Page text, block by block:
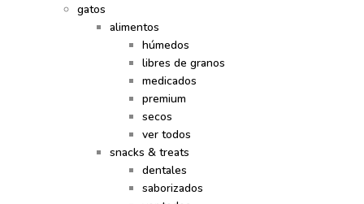
gatos
alimentos
húmedos
libres de granos
medicados
premium
secos
ver todos
snacks & treats
dentales
saborizados